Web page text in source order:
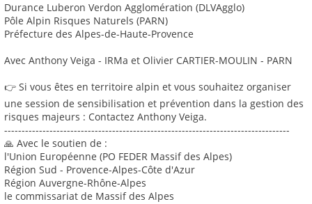
Durance Luberon Verdon Agglomération (DLVAgglo)
Pôle Alpin Risques Naturels (PARN)
Préfecture des Alpes-de-Haute-Provence
Avec Anthony Veiga - IRMa et Olivier CARTIER-MOULIN - PARN
👉 Si vous êtes en territoire alpin et vous souhaitez organiser
une session de sensibilisation et prévention dans la gestion des
risques majeurs : Contactez Anthony Veiga.
----------------------------------------------------------------------------------
🙏 Avec le soutien de :
l'Union Européenne (PO FEDER Massif des Alpes)
Région Sud - Provence-Alpes-Côte d'Azur
Région Auvergne-Rhône-Alpes
le commissariat de Massif des Alpes